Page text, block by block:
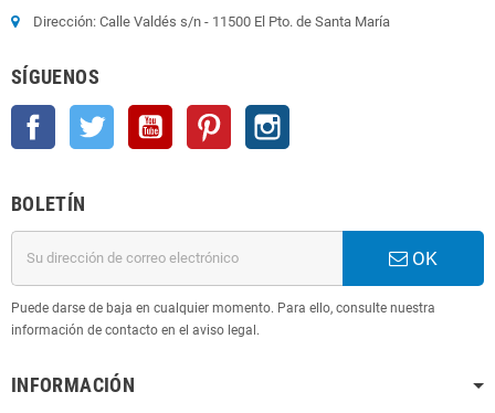
Dirección: Calle Valdés s/n - 11500 El Pto. de Santa María
SÍGUENOS
Facebook Twitter YouTube Pinterest
BOLETÍN
OK
Puede darse de baja en cualquier momento. Para ello, consulte nuestra
información de contacto en el aviso legal.
INFORMACIÓN